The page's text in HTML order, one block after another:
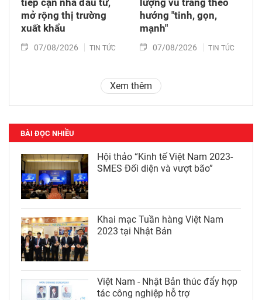
mở rộng thị trường
xuất khẩu
07/08/2026 TIN TỨC
hướng "tinh, gọn,
mạnh"
07/08/2026 TIN TỨC
Xem thêm
BÀI ĐỌC NHIỀU
Hội thảo “Kinh tế Việt Nam 2023-
SMES Đối diện và vượt bão”
Khai mạc Tuần hàng Việt Nam
2023 tại Nhật Bản
Việt Nam - Nhật Bản thúc đẩy hợp
tác công nghiệp hỗ trợ